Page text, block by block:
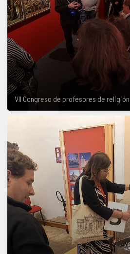
VII Congreso de profesores de religión